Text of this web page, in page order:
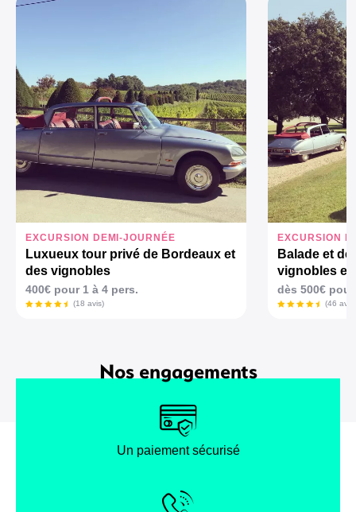
EXCURSION DEMI-JOURNÉE
Luxueux tour privé de Bordeaux et
des vignobles
400€ pour 1 à 4 pers.
(18 avis)
EXCURSION
Balade et
vignobles
dès 500€
(46 avis)
Nos engagements
Un paiement sécurisé